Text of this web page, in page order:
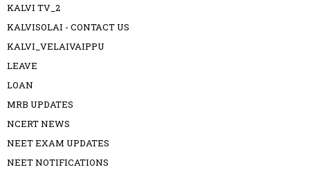
KALVI TV_2
KALVISOLAI - CONTACT US
KALVI_VELAIVAIPPU
LEAVE
LOAN
MRB UPDATES
NCERT NEWS
NEET EXAM UPDATES
NEET NOTIFICATIONS